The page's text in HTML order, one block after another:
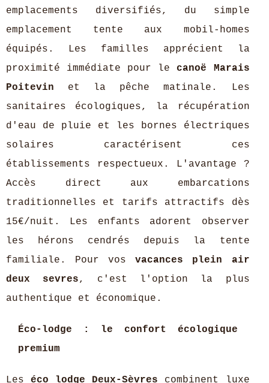
emplacements diversifiés, du simple
emplacement tente aux mobil-homes
équipés. Les familles apprécient la
proximité immédiate pour lecanoë Marais
Poitevin et la pêche matinale. Les
sanitaires écologiques, la récupération
d'eau de pluie et les bornes électriques
solaires caractérisent ces
établissements respectueux. L'avantage ?
Accès direct aux embarcations
traditionnelles et tarifs attractifs dès
15€/nuit. Les enfants adorent observer
les hérons cendrés depuis la tente
familiale. Pour vosvacances plein air
deux sevres, c'est l'option la plus
authentique et économique.
Éco-lodge : le confort écologique
premium
Leséco lodge Deux-Sèvres combinent luxe